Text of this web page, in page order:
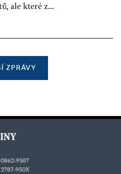
ale které z...
ZPRÁVY
9587
950X